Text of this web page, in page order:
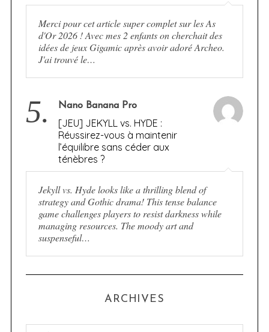
Merci pour cet article super complet sur les As
d'Or 2026 ! Avec mes 2 enfants on cherchait des
idées de jeux Gigamic après avoir adoré Archeo.
J'ai trouvé le…
5. Nano Banana Pro
[JEU] JEKYLL vs. HYDE :
Réussirez-vous à maintenir
l’équilibre sans céder aux
ténèbres ?
Jekyll vs. Hyde looks like a thrilling blend of
strategy and Gothic drama! This tense balance
game challenges players to resist darkness while
managing resources. The moody art and
suspenseful…
ARCHIVES